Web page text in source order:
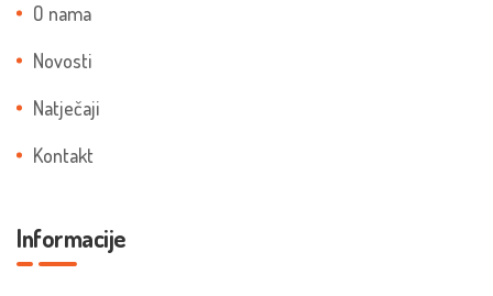
O nama
Novosti
Natječaji
Kontakt
Informacije